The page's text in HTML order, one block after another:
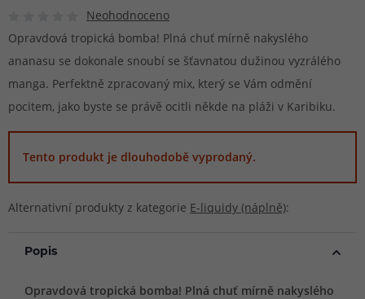
Neohodnoceno
Opravdová tropická bomba! Plná chuť mírně nakyslého
ananasu se dokonale snoubí se šťavnatou dužinou vyzrálého
manga. Perfektně zpracovaný mix, který se Vám odmění
pocitem, jako byste se právě ocitli někde na pláži v Karibiku.
Tento produkt je dlouhodobě vyprodaný.
Alternativní produkty z kategorie E-liquidy (náplně):
Popis
Opravdová tropická bomba! Plná chuť mírně nakyslého